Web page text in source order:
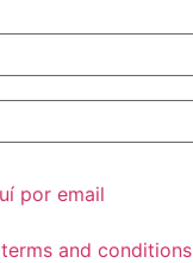
terms and conditions